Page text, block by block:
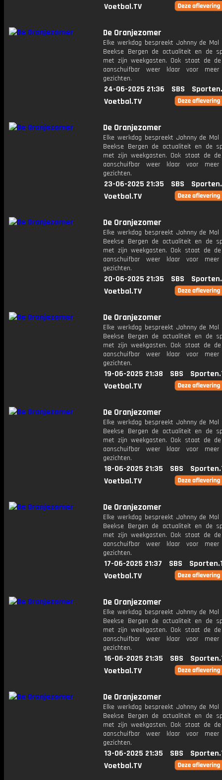
Voetbal.TV
De Oranjezomer
Elke werkdag bespreekt Johnny de
Beekse Bergen de actualiteit en de
met zijn weekgasten. Ook staat de de
aanschuifbar weer klaar voor meer
gezichten.
24-06-2025 21:36 SBS
Voetbal.TV
De Oranjezomer
Elke werkdag bespreekt Johnny de
Beekse Bergen de actualiteit en de
met zijn weekgasten. Ook staat de de
aanschuifbar weer klaar voor meer
gezichten.
23-06-2025 21:35 SBS
Voetbal.TV
De Oranjezomer
Elke werkdag bespreekt Johnny de
Beekse Bergen de actualiteit en de
met zijn weekgasten. Ook staat de de
aanschuifbar weer klaar voor meer
gezichten.
20-06-2025 21:35 SBS
Voetbal.TV
De Oranjezomer
Elke werkdag bespreekt Johnny de
Beekse Bergen de actualiteit en de
met zijn weekgasten. Ook staat de de
aanschuifbar weer klaar voor meer
gezichten.
19-06-2025 21:38 SBS
Voetbal.TV
De Oranjezomer
Elke werkdag bespreekt Johnny de
Beekse Bergen de actualiteit en de
met zijn weekgasten. Ook staat de de
aanschuifbar weer klaar voor meer
gezichten.
18-06-2025 21:35 SBS
Voetbal.TV
De Oranjezomer
Elke werkdag bespreekt Johnny de
Beekse Bergen de actualiteit en de
met zijn weekgasten. Ook staat de de
aanschuifbar weer klaar voor meer
gezichten.
17-06-2025 21:37 SBS
Voetbal.TV
De Oranjezomer
Elke werkdag bespreekt Johnny de
Beekse Bergen de actualiteit en de
met zijn weekgasten. Ook staat de de
aanschuifbar weer klaar voor meer
gezichten.
16-06-2025 21:35 SBS
Voetbal.TV
De Oranjezomer
Elke werkdag bespreekt Johnny de
Beekse Bergen de actualiteit en de
met zijn weekgasten. Ook staat de de
aanschuifbar weer klaar voor meer
gezichten.
13-06-2025 21:35 SBS
Voetbal.TV